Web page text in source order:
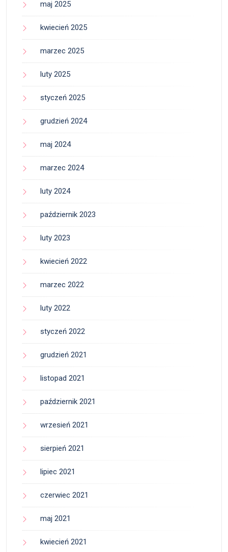
maj 2025
kwiecień 2025
marzec 2025
luty 2025
styczeń 2025
grudzień 2024
maj 2024
marzec 2024
luty 2024
październik 2023
luty 2023
kwiecień 2022
marzec 2022
luty 2022
styczeń 2022
grudzień 2021
listopad 2021
październik 2021
wrzesień 2021
sierpień 2021
lipiec 2021
czerwiec 2021
maj 2021
kwiecień 2021